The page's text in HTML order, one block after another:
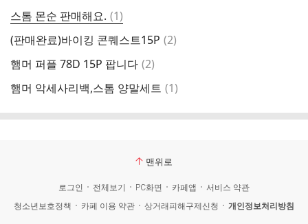
스톰 몬순 판매해요. 댓
글
(1)
(판매완료)바이킹 콘퀘스트15P 댓
(2)
햄머 퍼플 78D 15P 팝니다 댓
(2)
햄머 악세사리백,스톰 양말세트 댓
(1)
맨위로
로그인 전체보기 PC화면 카페앱
서비스 약관
청소년보호정책
카페 이용 약관 상거래피해구제신청 개인정보처리방침